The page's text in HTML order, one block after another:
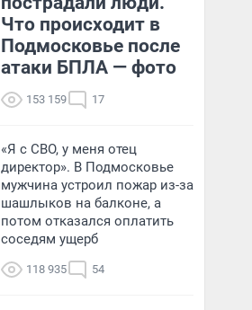
Что происходит в
Подмосковье после
атаки БПЛА — фото
153 159 17
«Я с СВО, у меня отец
директор». В Подмосковье
мужчина устроил пожар из-за
шашлыков на балконе, а
потом отказался оплатить
соседям ущерб
118 935 54